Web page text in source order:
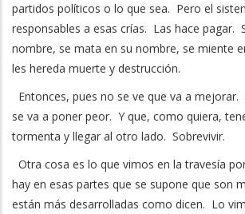
partidos políticos o lo que sea. Pero el
responsables a esas crías. Las hace pagar.
nombre, se mata en su nombre, se miente
les hereda muerte y destrucción.
Entonces, pues no se ve que va a
se va a poner peor. Y que, como quiera,
tormenta y llegar al otro lado. Sobrevivir.
Otra cosa es lo que vimos en la travesía
hay en esas partes que se supone que son
están más desarrolladas como dicen. Lo